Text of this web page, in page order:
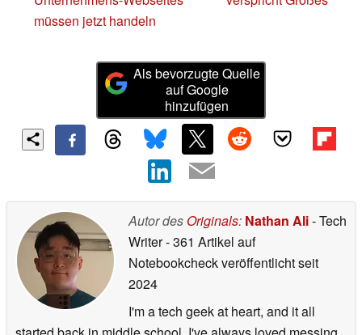
müssen jetzt handeln
Als bevorzugte Quelle
auf Google
hinzufügen
Autor des Originals: Nathan Ali- Tech
Writer- 361 Artikel auf
Notebookcheck veröffentlichtseit
2024
I'm a tech geek at heart, and it all